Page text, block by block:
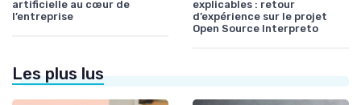
artificielle au cœur de
l’entreprise
explicables : retour
d’expérience sur le projet
Open Source Interpreto
Les plus lus